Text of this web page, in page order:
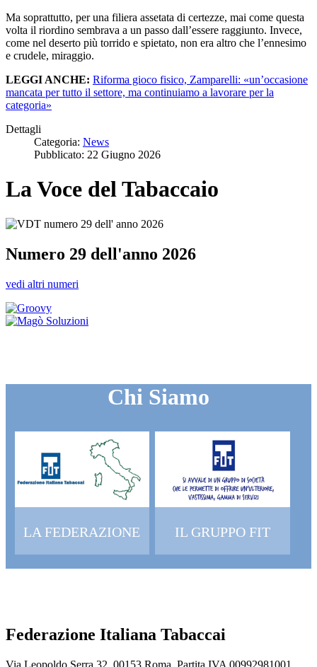
Ma soprattutto, per una filiera assetata di certezze, mai come questa
volta il riordino sembrava a un passo dall’essere raggiunto. Invece,
come nel deserto più torrido e spietato, non era altro che l’ennesimo
e crudele, miraggio.
LEGGI ANCHE: Riforma gioco fisico, Zamparelli: «un’occasione
mancata per tutto il settore, ma continuiamo a lavorare per la
categoria»
Dettagli
Categoria: News
Pubblicato: 22 Giugno 2026
La Voce del Tabaccaio
Numero 29 dell'anno 2026
vedi altri numeri
Chi Siamo
LA FEDERAZIONE IL GRUPPO FIT
Federazione Italiana Tabaccai
Via Leopoldo Serra 32, 00153 Roma, Partita IVA 00992981001,